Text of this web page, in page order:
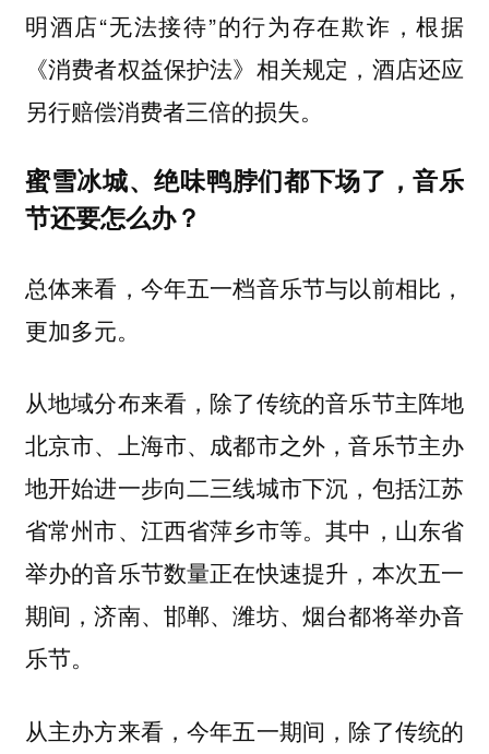
明酒店“无法接待”的行为存在欺诈，根据
《消费者权益保护法》相关规定，酒店还应
另行赔偿消费者三倍的损失。
蜜雪冰城、绝味鸭脖们都下场了，音乐
节还要怎么办？
总体来看，今年五一档音乐节与以前相比，
更加多元。
从地域分布来看，除了传统的音乐节主阵地
北京市、上海市、成都市之外，音乐节主办
地开始进一步向二三线城市下沉，包括江苏
省常州市、江西省萍乡市等。其中，山东省
举办的音乐节数量正在快速提升，本次五一
期间，济南、邯郸、潍坊、烟台都将举办音
乐节。
从主办方来看，今年五一期间，除了传统的